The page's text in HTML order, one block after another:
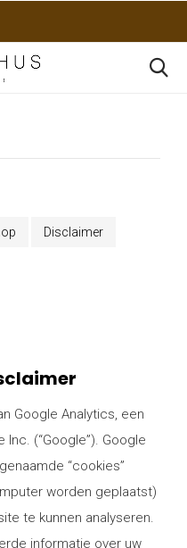
Disclaimer
Google Analytics, een
(“Google”). Google
“cookies”
worden geplaatst)
te kunnen analyseren.
informatie over uw